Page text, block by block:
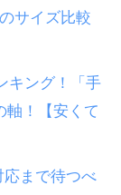
サイズ比較
キング！「手
軸！【安くて
応まで待つべ